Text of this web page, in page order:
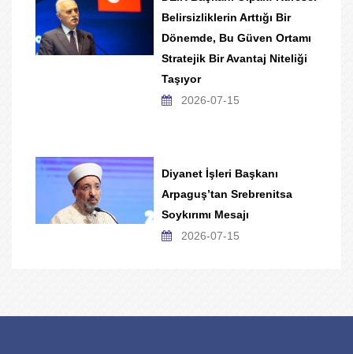
Belirsizliklerin Arttığı Bir
Dönemde, Bu Güven Ortamı
Stratejik Bir Avantaj Niteliği
Taşıyor
2026-07-15
Diyanet İşleri Başkanı
Arpaguş’tan Srebrenitsa
Soykırımı Mesajı
2026-07-15